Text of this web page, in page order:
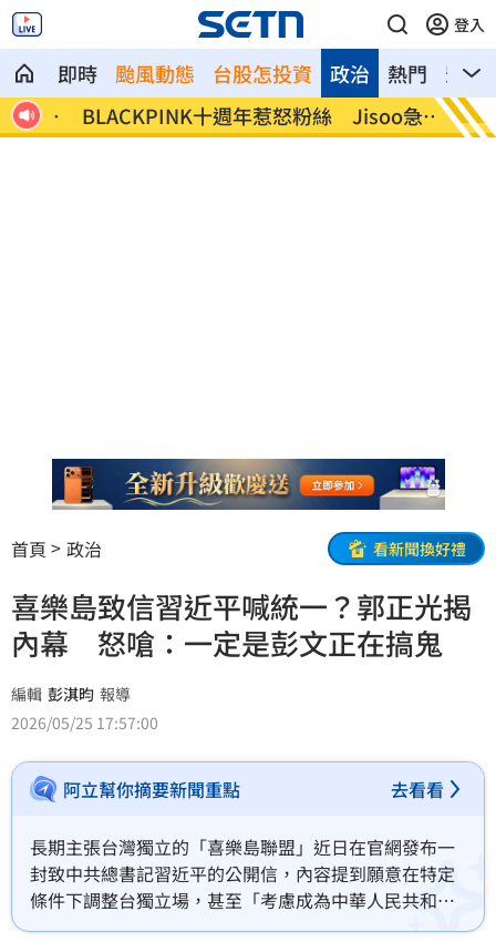
登入
即時 颱風動態 台股怎投資 熱門 影音
政治
侵
BLACKPINK十週年惹怒粉絲 Jisoo急道
歉了
新／
首頁 政治 看新聞換好禮
喜樂島致信習近平喊統一？郭正光揭
內幕 怒嗆：一定是彭文正在搞鬼
編輯 彭淇昀 報導
2026/05/25 17:57:00
阿立幫你摘要新聞重點 去看看
長期主張台灣獨立的「喜樂島聯盟」近日在官網發布一
封致中共總書記習近平的公開信，內容提到願意在特定
條件下調整台獨立場，甚至「考慮成為中華人民共和國
的一部分」，後來又發聲明強調「本文旨在嘲諷中共、